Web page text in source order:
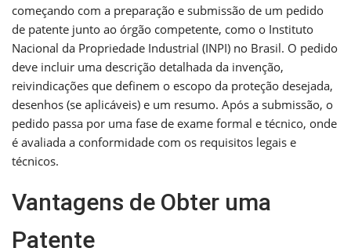
começando com a preparação e submissão de um pedido
de patente junto ao órgão competente, como o Instituto
Nacional da Propriedade Industrial (INPI) no Brasil. O pedido
deve incluir uma descrição detalhada da invenção,
reivindicações que definem o escopo da proteção desejada,
desenhos (se aplicáveis) e um resumo. Após a submissão, o
pedido passa por uma fase de exame formal e técnico, onde
é avaliada a conformidade com os requisitos legais e
técnicos.
Vantagens de Obter uma
Patente